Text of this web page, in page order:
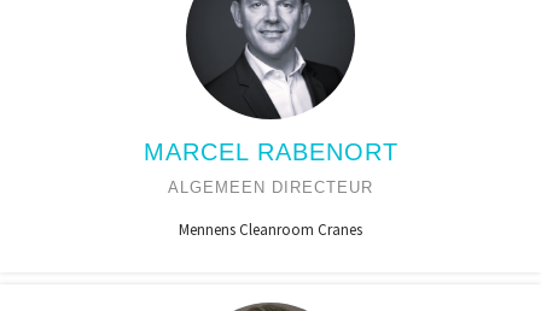
MARCEL RABENORT
ALGEMEEN DIRECTEUR
Mennens Cleanroom Cranes